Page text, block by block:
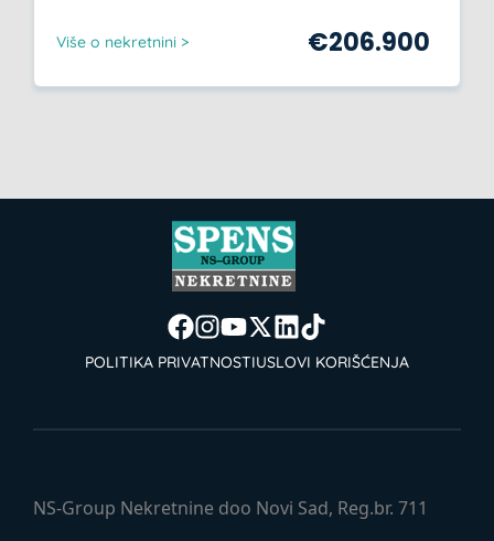
Više o nekretnini > €206.900
POLITIKA PRIVATNOSTIUSLOVI KORIŠĆENJA
NS-Group Nekretnine doo Novi Sad, Reg.br. 711